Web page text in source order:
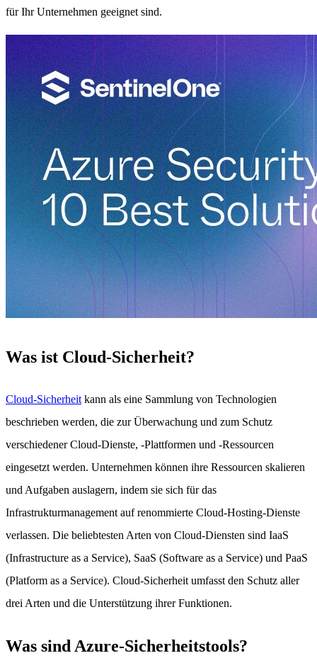
für Ihr Unternehmen geeignet sind.
Was ist Cloud-Sicherheit?
Cloud-Sicherheit kann als eine Sammlung von Technologien
beschrieben werden, die zur Überwachung und zum Schutz
verschiedener Cloud-Dienste, -Plattformen und -Ressourcen
eingesetzt werden. Unternehmen können ihre Ressourcen skalieren
und Aufgaben auslagern, indem sie sich für das
Infrastrukturmanagement auf renommierte Cloud-Hosting-Dienste
verlassen. Die beliebtesten Arten von Cloud-Diensten sind IaaS
(Infrastructure as a Service), SaaS (Software as a Service) und PaaS
(Platform as a Service). Cloud-Sicherheit umfasst den Schutz aller
drei Arten und die Unterstützung ihrer Funktionen.
Was sind Azure-Sicherheitstools?